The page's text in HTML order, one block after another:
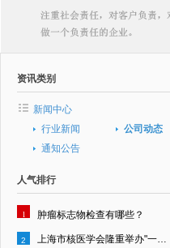
资讯类别
新闻中心
行业新闻
公司动态
通知公告
人气排行
1 肿瘤标志物检查有哪些？
2 上海市核医学会隆重举办"一县一科"建设启动仪式